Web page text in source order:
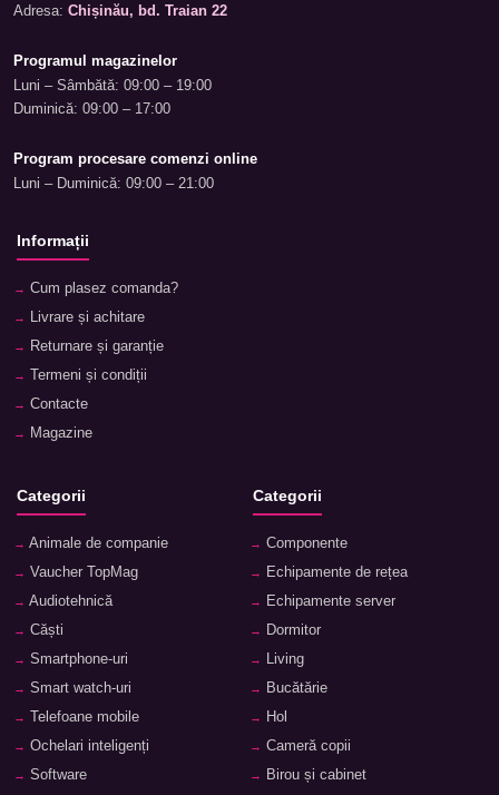
Adresa: Chișinău, bd. Traian 22
Programul magazinelor
Luni – Sâmbătă: 09:00 – 19:00
Duminică: 09:00 – 17:00
Program procesare comenzi online
Luni – Duminică: 09:00 – 21:00
Informații
Cum plasez comanda?
Livrare și achitare
Returnare și garanție
Termeni și condiții
Contacte
Magazine
Categorii
Animale de companie
Vaucher TopMag
Audiotehnică
Căști
Smartphone-uri
Smart watch-uri
Telefoane mobile
Ochelari inteligenți
Software
Categorii
Componente
Echipamente de rețea
Echipamente server
Dormitor
Living
Bucătărie
Hol
Cameră copii
Birou și cabinet